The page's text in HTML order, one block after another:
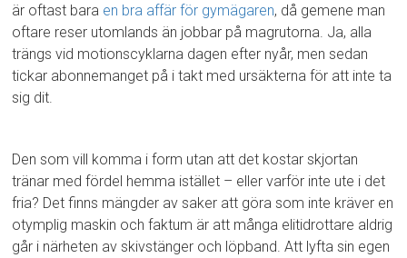
är oftast bara en bra affär för gymägaren, då gemene man
oftare reser utomlands än jobbar på magrutorna. Ja, alla
trängs vid motionscyklarna dagen efter nyår, men sedan
tickar abonnemanget på i takt med ursäkterna för att inte ta
sig dit.
Den som vill komma i form utan att det kostar skjortan
tränar med fördel hemma istället – eller varför inte ute i det
fria? Det finns mängder av saker att göra som inte kräver en
otymplig maskin och faktum är att många elitidrottare aldrig
går i närheten av skivstänger och löpband. Att lyfta sin egen